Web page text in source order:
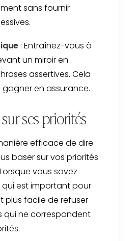
sans fournir
: Entraînez-vous à
un miroir en
assertives. Cela
en assurance.
ses priorités
efficace de dire
baser sur vos priorités
vous savez
est important pour
plus facile de refuser
qui ne correspondent